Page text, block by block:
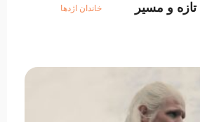
تازه و مسیر
خاندان اژدها